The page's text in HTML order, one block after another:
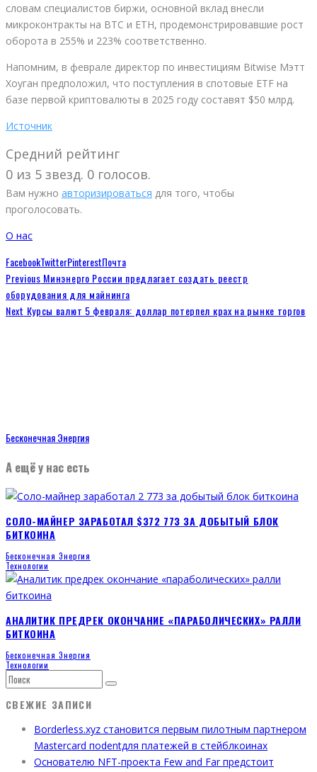
словам специалистов биржи, основной вклад внесли
микроконтракты на BTC и ETH, продемонстрировавшие рост
оборота в 255% и 223% соответственно.
Напомним, в феврале директор по инвестициям Bitwise Мэтт
Хоуган предположил, что поступления в спотовые ETF на
базе первой криптовалюты в 2025 году составят $50 млрд.
Источник
Средний рейтинг
0 из 5 звезд. 0 голосов.
Вам нужно авторизироваться для того, чтобы
проголосовать.
О нас
FacebookTwitterPinterestПочта
Previous Минэнерго России предлагает создать реестр
оборудования для майнинга
Next Курсы валют 5 февраля: доллар потерпел крах на рынке торгов
Бесконечная Энергия
А ещё у нас есть
СОЛО-МАЙНЕР ЗАРАБОТАЛ $372 773 ЗА ДОБЫТЫЙ БЛОК
БИТКОИНА
Бесконечная Энергия
Технологии
АНАЛИТИК ПРЕДРЕК ОКОНЧАНИЕ «ПАРАБОЛИЧЕСКИХ» РАЛЛИ
БИТКОИНА
Бесконечная Энергия
Технологии
СВЕЖИЕ ЗАПИСИ
Borderless.xyz становится первым пилотным партнером
Mastercard поdentдля платежей в стейблкоинах
Основателю NFT-проекта Few and Far предстоит